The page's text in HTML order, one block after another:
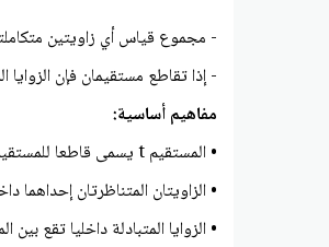
- مجموع قياس أي زاويتين
- إذا تقاطع مستقيمان فإن الزوايا
مفاهيم أساسية:
• المستقيم t يسمى قاطعا للمستقيمين m , n
• الزاويتان المتناظرتان إحداهما
• الزوايا المتبادلة داخليا تقع